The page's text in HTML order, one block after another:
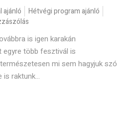
ajánló
Hétvégi program ajánló
is igen karakán
egyre több fesztivál is
mi sem hagyjuk szó
raktunk...